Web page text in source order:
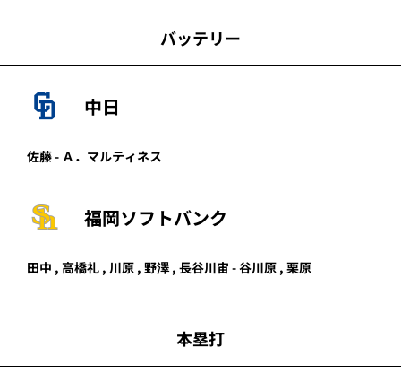
バッテリー
中日
佐藤 - Ａ．マルティネス
福岡ソフトバンク
田中 , 高橋礼 , 川原 , 野澤, 長谷川宙 -谷川原 , 栗原
本塁打